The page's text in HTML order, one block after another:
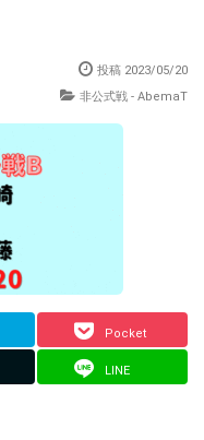
投稿 2023/05/20
非公式戦 - AbemaT
Pocket
LINE